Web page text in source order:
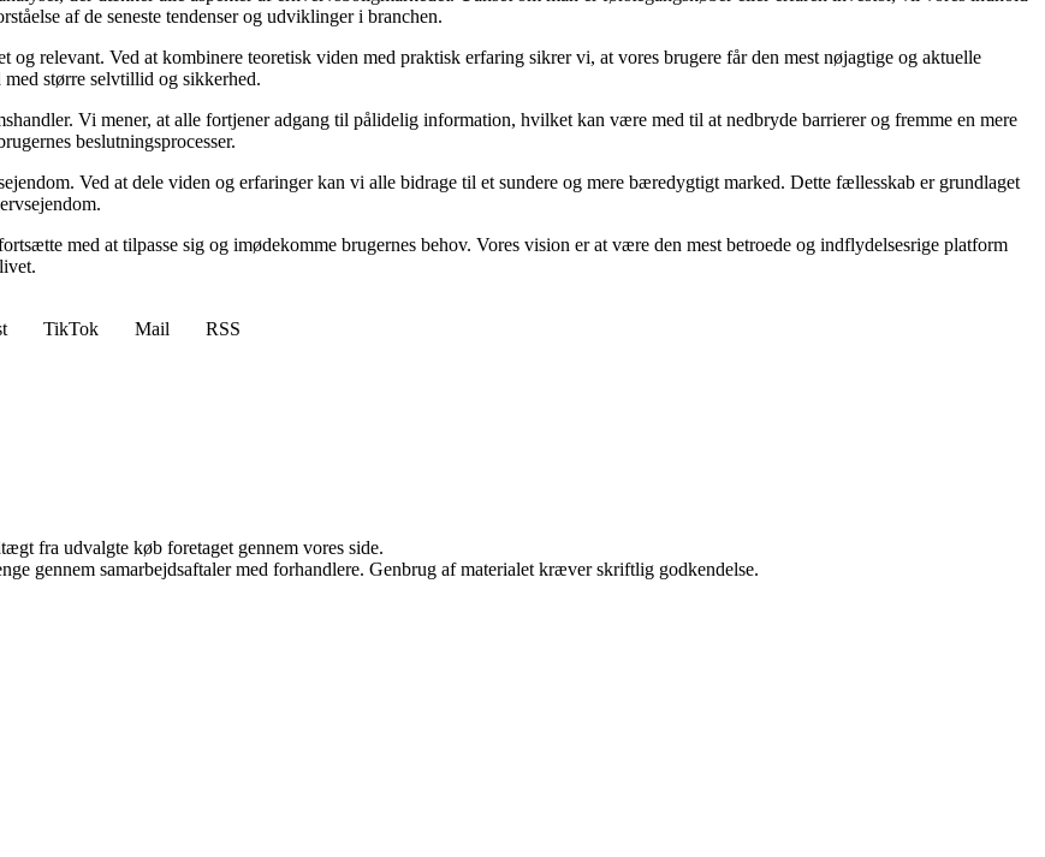
af de seneste tendenser og udviklinger i branchen.
og relevant. Ved at kombinere teoretisk viden med praktisk erfaring sikrer vi, at vores brugere får den mest nøjagtige og aktuelle
større selvtillid og sikkerhed.
Vi mener, at alle fortjener adgang til pålidelig information, hvilket kan være med til at nedbryde barrierer og fremme en mere
beslutningsprocesser.
Ved at dele viden og erfaringer kan vi alle bidrage til et sundere og mere bæredygtigt marked. Dette fællesskab er grundlaget
med at tilpasse sig og imødekomme brugernes behov. Vores vision er at være den mest betroede og indflydelsesrige platform
TikTok Mail
RSS
fra udvalgte køb foretaget gennem vores side.
gennem samarbejdsaftaler med forhandlere. Genbrug af materialet kræver skriftlig godkendelse.